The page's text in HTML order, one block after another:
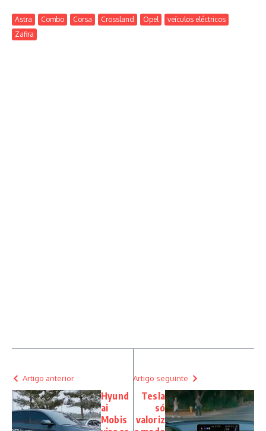
Astra Combo Corsa Crossland Opel
veículos eléctricos
Zafira
Artigo anterior
Hyund
ai
Mobis
Artigo seguinte
Tesla
só
valoriz